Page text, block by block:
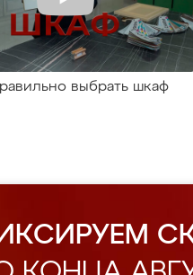
выбрать шкаф